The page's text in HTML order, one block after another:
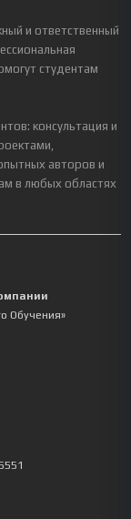
и ответственный
студентам
консультация и
авторов и
в любых областях
Обучения»